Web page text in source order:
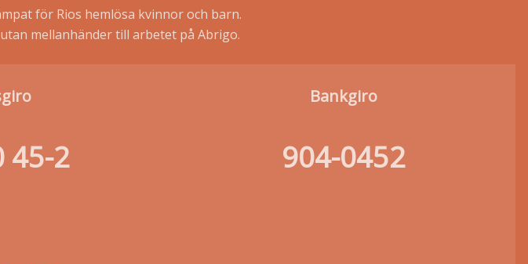
för Rios hemlösa kvinnor och barn.
mellanhänder till arbetet på Abrigo.
45-2
Bankgiro
904-0452